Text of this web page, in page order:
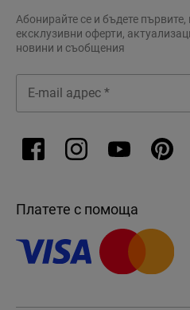
Абонирайте се и бъдете
ексклузивни оферти,
новини и съобщения
Платете с помоща